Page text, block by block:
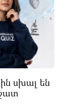
սխալ են